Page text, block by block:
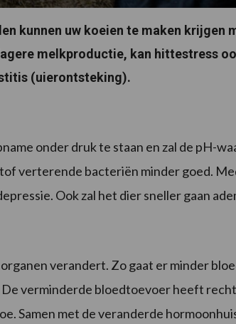
kunnen uw koeien te maken krijgen
melkproductie, kan hittestress
(uierontsteking).
onder druk te staan en zal de pH-
verterende bacteriën minder goed.
Ook zal het dier sneller gaan
verandert. Zo gaat er minder
verminderde bloedtoevoer heeft
Samen met de veranderde